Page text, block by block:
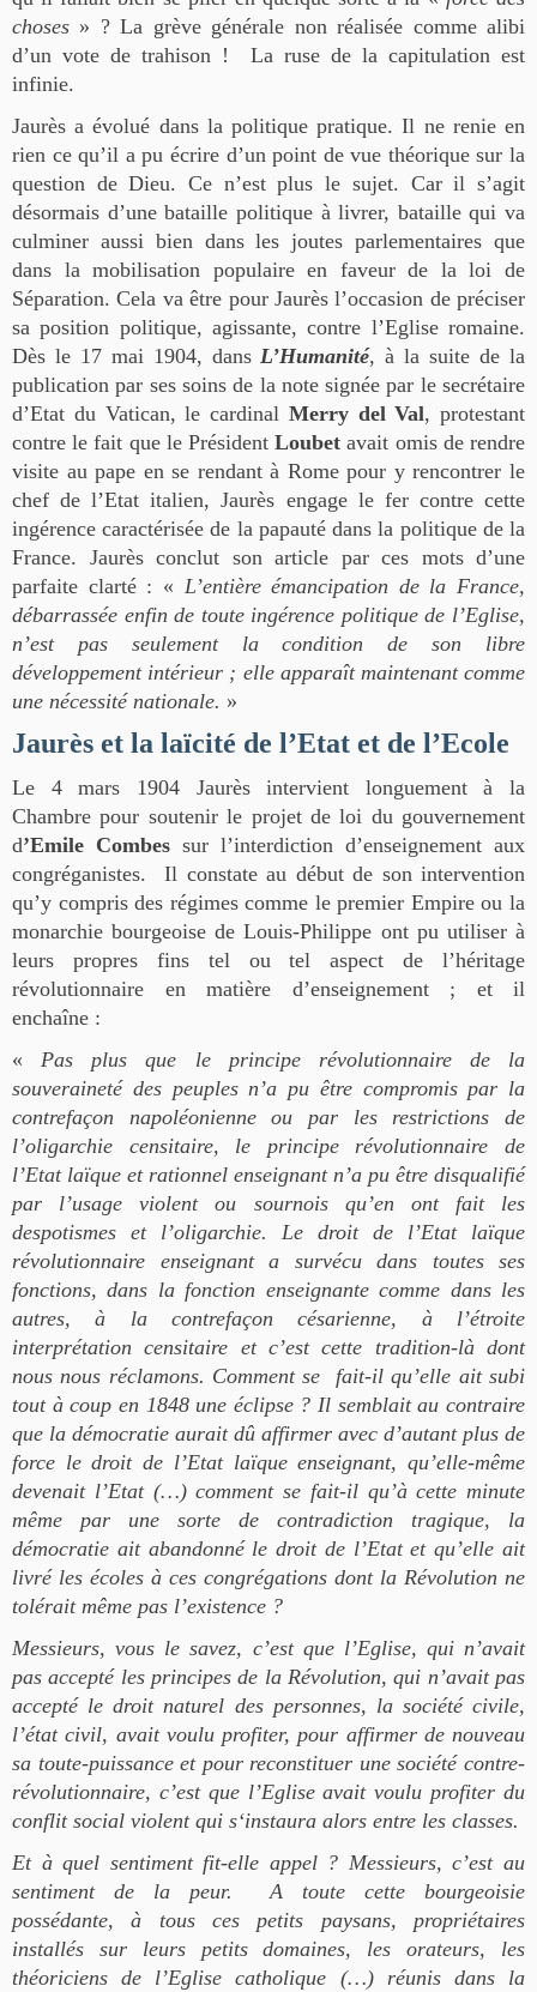
choses » ? La grève générale non réalisée comme alibi
d’un vote de trahison ! La ruse de la capitulation est
infinie.
Jaurès a évolué dans la politique pratique. Il ne renie en
rien ce qu’il a pu écrire d’un point de vue théorique sur la
question de Dieu. Ce n’est plus le sujet. Car il s’agit
désormais d’une bataille politique à livrer, bataille qui va
culminer aussi bien dans les joutes parlementaires que
dans la mobilisation populaire en faveur de la loi de
Séparation. Cela va être pour Jaurès l’occasion de préciser
sa position politique, agissante, contre l’Eglise romaine.
Dès le 17 mai 1904, dans L’Humanité, à la suite de la
publication par ses soins de la note signée par le secrétaire
d’Etat du Vatican, le cardinal Merry del Val, protestant
contre le fait que le Président Loubet avait omis de rendre
visite au pape en se rendant à Rome pour y rencontrer le
chef de l’Etat italien, Jaurès engage le fer contre cette
ingérence caractérisée de la papauté dans la politique de la
France. Jaurès conclut son article par ces mots d’une
parfaite clarté : « L’entière émancipation de la France,
débarrassée enfin de toute ingérence politique de l’Eglise,
n’est pas seulement la condition de son libre
développement intérieur ; elle apparaît maintenant comme
une nécessité nationale. »
Jaurès et la laïcité de l’Etat et de l’Ecole
Le 4 mars 1904 Jaurès intervient longuement à la
Chambre pour soutenir le projet de loi du gouvernement
d’Emile Combes sur l’interdiction d’enseignement aux
congréganistes. Il constate au début de son intervention
qu’y compris des régimes comme le premier Empire ou la
monarchie bourgeoise de Louis-Philippe ont pu utiliser à
leurs propres fins tel ou tel aspect de l’héritage
révolutionnaire en matière d’enseignement ; et il
enchaîne :
« Pas plus que le principe révolutionnaire de la
souveraineté des peuples n’a pu être compromis par la
contrefaçon napoléonienne ou par les restrictions de
l’oligarchie censitaire, le principe révolutionnaire de
l’Etat laïque et rationnel enseignant n’a pu être disqualifié
par l’usage violent ou sournois qu’en ont fait les
despotismes et l’oligarchie. Le droit de l’Etat laïque
révolutionnaire enseignant a survécu dans toutes ses
fonctions, dans la fonction enseignante comme dans les
autres, à la contrefaçon césarienne, à l’étroite
interprétation censitaire et c’est cette tradition-là dont
nous nous réclamons. Comment se fait-il qu’elle ait subi
tout à coup en 1848 une éclipse ? Il semblait au contraire
que la démocratie aurait dû affirmer avec d’autant plus de
force le droit de l’Etat laïque enseignant, qu’elle-même
devenait l’Etat (…) comment se fait-il qu’à cette minute
même par une sorte de contradiction tragique, la
démocratie ait abandonné le droit de l’Etat et qu’elle ait
livré les écoles à ces congrégations dont la Révolution ne
tolérait même pas l’existence ?
Messieurs, vous le savez, c’est que l’Eglise, qui n’avait
pas accepté les principes de la Révolution, qui n’avait pas
accepté le droit naturel des personnes, la société civile,
l’état civil, avait voulu profiter, pour affirmer de nouveau
sa toute-puissance et pour reconstituer une société contre-
révolutionnaire, c’est que l’Eglise avait voulu profiter du
conflit social violent qui s‘instaura alors entre les classes.
Et à quel sentiment fit-elle appel ? Messieurs, c’est au
sentiment de la peur. A toute cette bourgeoisie
possédante, à tous ces petits paysans, propriétaires
installés sur leurs petits domaines, les orateurs, les
théoriciens de l’Eglise catholique (…) réunis dans la